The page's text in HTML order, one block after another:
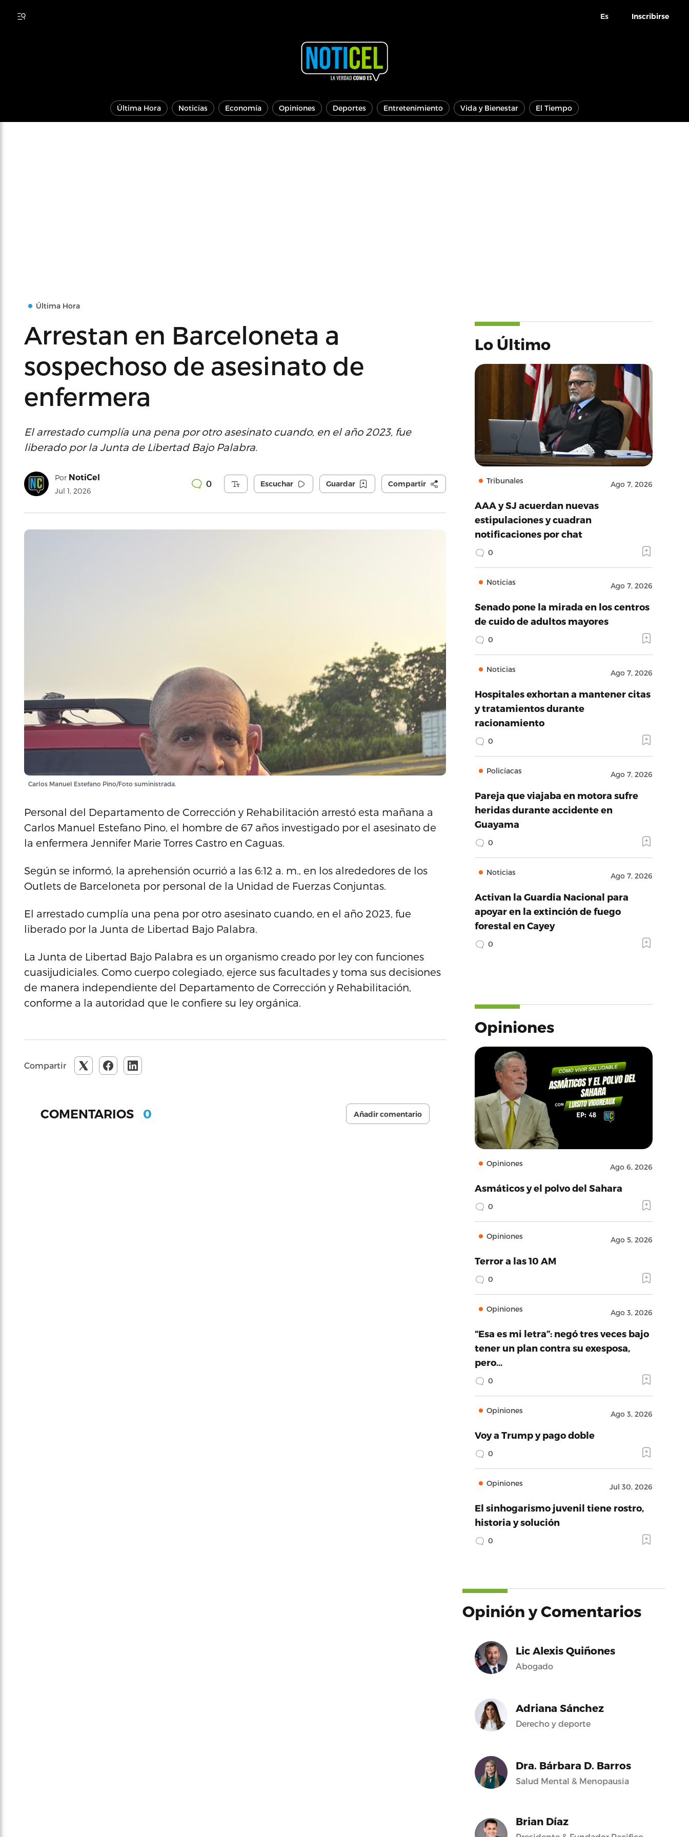
Es Inscribirse
Última Hora Noticias Economía Opiniones Deportes Entretenimiento Vida y Bienestar El Tiempo
Última Hora
Arrestan en Barceloneta a
sospechoso de asesinato de
enfermera
El arrestado cumplía una pena por otro asesinato cuando, en el año 2023, fue
liberado por la Junta de Libertad Bajo Palabra.
Por NotiCel
Jul 1, 2026
0 Escuchar Guardar Compartir
Carlos Manuel Estefano Pino/Foto suministrada.
Personal del Departamento de Corrección y Rehabilitación arrestó esta mañana a
Carlos Manuel Estefano Pino, el hombre de 67 años investigado por el asesinato de
la enfermera Jennifer Marie Torres Castro en Caguas.
Según se informó, la aprehensión ocurrió a las 6:12 a. m., en los alrededores de los
Outlets de Barceloneta por personal de la Unidad de Fuerzas Conjuntas.
El arrestado cumplía una pena por otro asesinato cuando, en el año 2023, fue
liberado por la Junta de Libertad Bajo Palabra.
La Junta de Libertad Bajo Palabra es un organismo creado por ley con funciones
cuasijudiciales. Como cuerpo colegiado, ejerce sus facultades y toma sus decisiones
de manera independiente del Departamento de Corrección y Rehabilitación,
conforme a la autoridad que le confiere su ley orgánica.
Compartir
COMENTARIOS 0 Añadir comentario
Lo Último
Tribunales Ago 7, 2026
AAA y SJ acuerdan nuevas
estipulaciones y cuadran
notificaciones por chat
0
Noticias Ago 7, 2026
Senado pone la mirada en los centros
de cuido de adultos mayores
0
Noticias Ago 7, 2026
Hospitales exhortan a mantener citas
y tratamientos durante
racionamiento
0
Policíacas Ago 7, 2026
Pareja que viajaba en motora sufre
heridas durante accidente en
Guayama
0
Noticias Ago 7, 2026
Activan la Guardia Nacional para
apoyar en la extinción de fuego
forestal en Cayey
0
Opiniones
Opiniones Ago 6, 2026
Asmáticos y el polvo del Sahara
0
Opiniones Ago 5, 2026
Terror a las 10 AM
0
Opiniones Ago 3, 2026
“Esa es mi letra”: negó tres veces bajo
tener un plan contra su exesposa,
pero…
0
Opiniones Ago 3, 2026
Voy a Trump y pago doble
0
Opiniones Jul 30, 2026
El sinhogarismo juvenil tiene rostro,
historia y solución
0
Opinión y Comentarios
Lic Alexis Quiñones
Abogado
Adriana Sánchez
Derecho y deporte
Dra. Bárbara D. Barros
Salud Mental & Menopausia
Brian Díaz